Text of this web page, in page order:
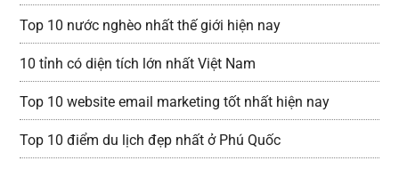
Top 10 nước nghèo nhất thế giới hiện nay
10 tỉnh có diện tích lớn nhất Việt Nam
Top 10 website email marketing tốt nhất hiện nay
Top 10 điểm du lịch đẹp nhất ở Phú Quốc